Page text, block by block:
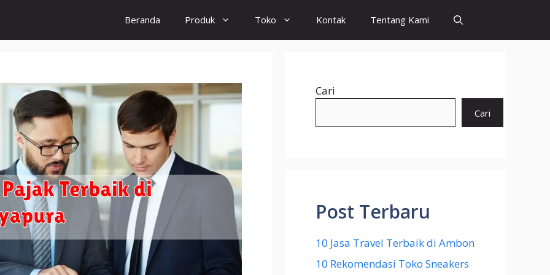
Beranda Produk Toko Kontak Tentang Kami
Cari
Cari
Post Terbaru
10 Jasa Travel Terbaik di Ambon
10 Rekomendasi Toko Sneakers